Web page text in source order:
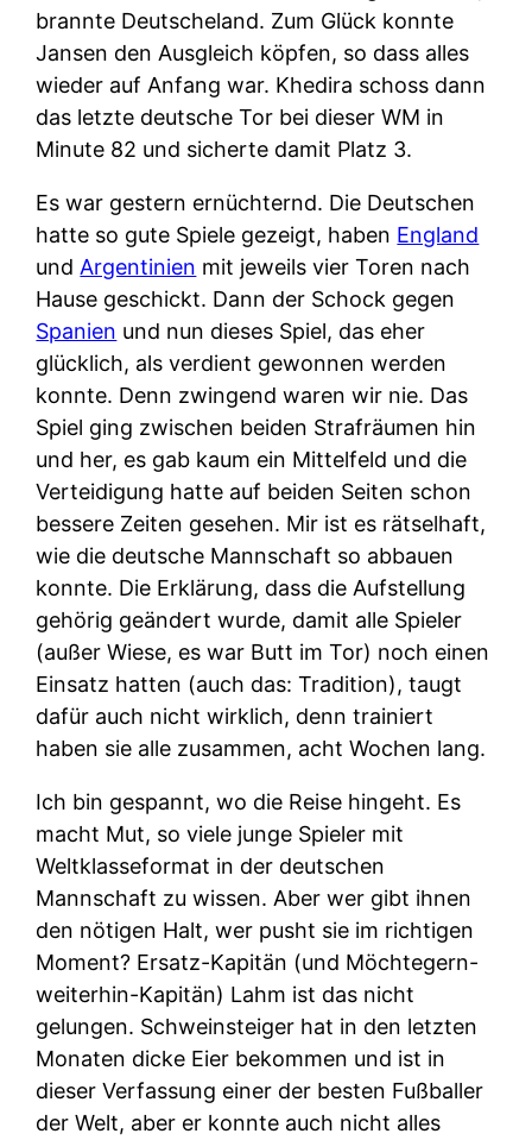
brannte Deutscheland. Zum Glück konnte
Jansen den Ausgleich köpfen, so dass alles
wieder auf Anfang war. Khedira schoss dann
das letzte deutsche Tor bei dieser WM in
Minute 82 und sicherte damit Platz 3.
Es war gestern ernüchternd. Die Deutschen
hatte so gute Spiele gezeigt, haben England
und Argentinien mit jeweils vier Toren nach
Hause geschickt. Dann der Schock gegen
Spanien und nun dieses Spiel, das eher
glücklich, als verdient gewonnen werden
konnte. Denn zwingend waren wir nie. Das
Spiel ging zwischen beiden Strafräumen hin
und her, es gab kaum ein Mittelfeld und die
Verteidigung hatte auf beiden Seiten schon
bessere Zeiten gesehen. Mir ist es rätselhaft,
wie die deutsche Mannschaft so abbauen
konnte. Die Erklärung, dass die Aufstellung
gehörig geändert wurde, damit alle Spieler
(außer Wiese, es war Butt im Tor) noch einen
Einsatz hatten (auch das: Tradition), taugt
dafür auch nicht wirklich, denn trainiert
haben sie alle zusammen, acht Wochen lang.
Ich bin gespannt, wo die Reise hingeht. Es
macht Mut, so viele junge Spieler mit
Weltklasseformat in der deutschen
Mannschaft zu wissen. Aber wer gibt ihnen
den nötigen Halt, wer pusht sie im richtigen
Moment? Ersatz-Kapitän (und Möchtegern-
weiterhin-Kapitän) Lahm ist das nicht
gelungen. Schweinsteiger hat in den letzten
Monaten dicke Eier bekommen und ist in
dieser Verfassung einer der besten Fußballer
der Welt, aber er konnte auch nicht alles